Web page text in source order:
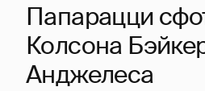
Папарацци
Колсона
Анджелеса